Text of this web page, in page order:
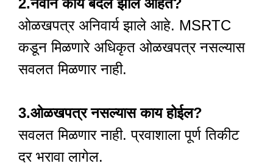
2.नवीन काय बदल झाले आहेत?
ओळखपत्र अनिवार्य झाले आहे. MSRTC
कडून मिळणारे अधिकृत ओळखपत्र नसल्यास
सवलत मिळणार नाही.
3.ओळखपत्र नसल्यास काय होईल?
सवलत मिळणार नाही. प्रवाशाला पूर्ण तिकीट
दर भरावा लागेल.